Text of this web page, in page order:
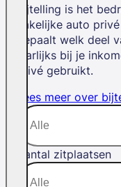
Bijtelling is het
zakelijke auto
bepaalt welk deel
jaarlijks bij je
privé gebruikt.
Lees meer over
Aantal zitplaatsen